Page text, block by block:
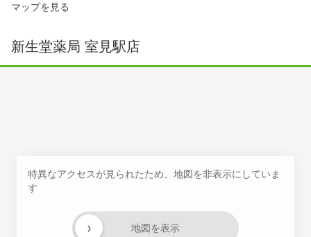
マップを見る
新生堂薬局 室見駅店
特異なアクセスが見られたため、地図を非表示にしていま
す
地図を表示
›